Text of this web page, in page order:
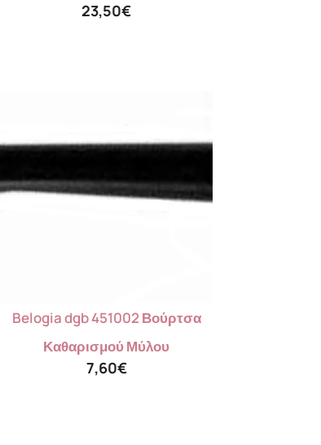
23,50€
Belogia dgb 451002 Βούρτσα
Καθαρισμού Μύλου
7,60€